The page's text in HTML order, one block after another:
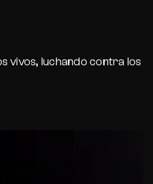
vivos, luchando contra los